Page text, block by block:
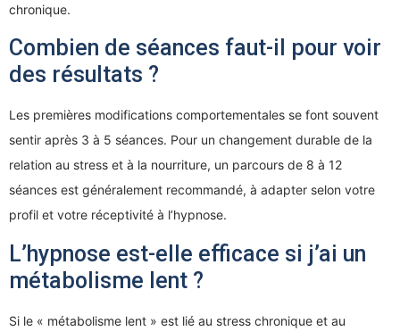
chronique.
Combien de séances faut-il pour voir
des résultats ?
Les premières modifications comportementales se font souvent
sentir après 3 à 5 séances. Pour un changement durable de la
relation au stress et à la nourriture, un parcours de 8 à 12
séances est généralement recommandé, à adapter selon votre
profil et votre réceptivité à l’hypnose.
L’hypnose est-elle efficace si j’ai un
métabolisme lent ?
Si le « métabolisme lent » est lié au stress chronique et au